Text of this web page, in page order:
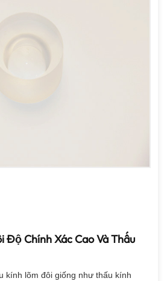
Độ Chính Xác Cao Và Thấu
kính lõm đôi giống như thấu kính